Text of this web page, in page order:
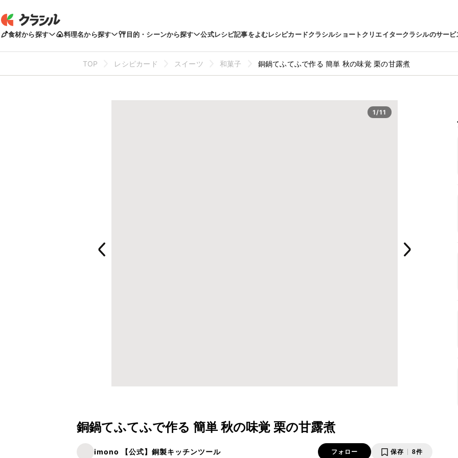
食材から探す 料理名から探す 目的・シーンから探す 公式レシピ記事をよむレシピカードクラシルショートクリエイタークラシルのサービ
TOP レシピカード スイーツ 和菓子 銅鍋てふてふで作る 簡単 秋の味覚 栗の甘露煮
1/11
銅鍋てふてふで作る 簡単 秋の味覚 栗の甘露煮
imono 【公式】銅製キッチンツール フォロー 保存 8件